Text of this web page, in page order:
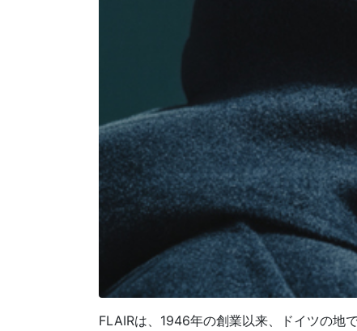
FLAIRは、1946年の創業以来、ドイツの地